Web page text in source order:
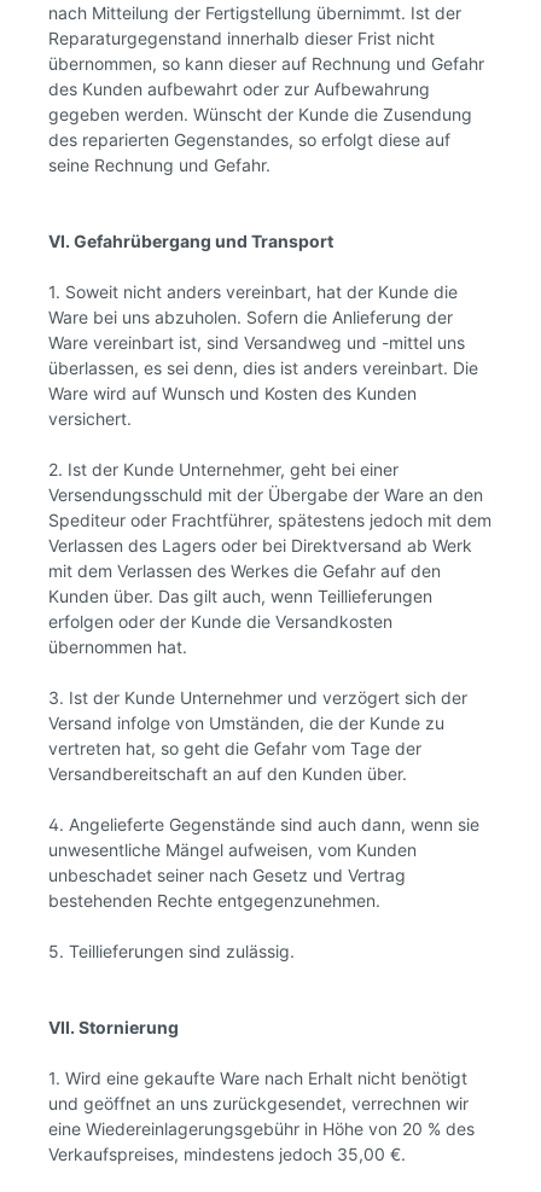
nach Mitteilung der Fertigstellung übernimmt. Ist der
Reparaturgegenstand innerhalb dieser Frist nicht
übernommen, so kann dieser auf Rechnung und Gefahr
des Kunden aufbewahrt oder zur Aufbewahrung
gegeben werden. Wünscht der Kunde die Zusendung
des reparierten Gegenstandes, so erfolgt diese auf
seine Rechnung und Gefahr.
VI. Gefahrübergang und Transport
1. Soweit nicht anders vereinbart, hat der Kunde die
Ware bei uns abzuholen. Sofern die Anlieferung der
Ware vereinbart ist, sind Versandweg und -mittel uns
überlassen, es sei denn, dies ist anders vereinbart. Die
Ware wird auf Wunsch und Kosten des Kunden
versichert.
2. Ist der Kunde Unternehmer, geht bei einer
Versendungsschuld mit der Übergabe der Ware an den
Spediteur oder Frachtführer, spätestens jedoch mit dem
Verlassen des Lagers oder bei Direktversand ab Werk
mit dem Verlassen des Werkes die Gefahr auf den
Kunden über. Das gilt auch, wenn Teillieferungen
erfolgen oder der Kunde die Versandkosten
übernommen hat.
3. Ist der Kunde Unternehmer und verzögert sich der
Versand infolge von Umständen, die der Kunde zu
vertreten hat, so geht die Gefahr vom Tage der
Versandbereitschaft an auf den Kunden über.
4. Angelieferte Gegenstände sind auch dann, wenn sie
unwesentliche Mängel aufweisen, vom Kunden
unbeschadet seiner nach Gesetz und Vertrag
bestehenden Rechte entgegenzunehmen.
5. Teillieferungen sind zulässig.
VII. Stornierung
1. Wird eine gekaufte Ware nach Erhalt nicht benötigt
und geöffnet an uns zurückgesendet, verrechnen wir
eine Wiedereinlagerungsgebühr in Höhe von 20 % des
Verkaufspreises, mindestens jedoch 35,00 €.